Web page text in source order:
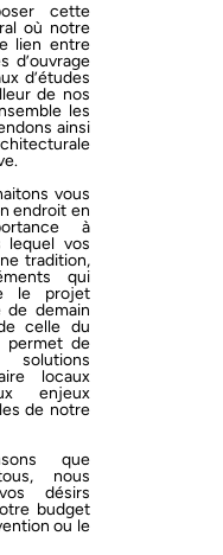
cette
où notre
lien entre
d’ouvrage
d’études
de nos
les
ainsi
vous
endroit en
à
lequel vos
tradition,
qui
le projet
de demain
celle du
permet de
locaux
enjeux
de notre
que
nous
désirs
budget
ou le